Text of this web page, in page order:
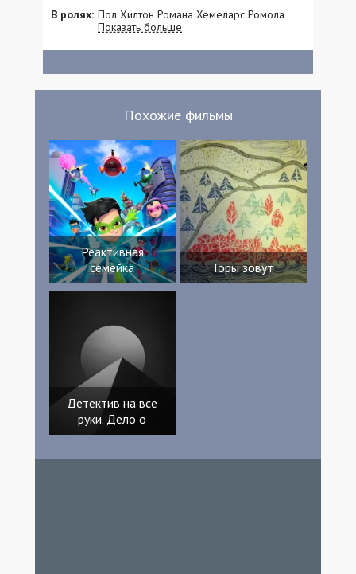
В ролях: Пол Хилтон Романа Хемеларс Ромола
Гарай Алекс Лоутер Петер ван ден Бегин
Версе
Показать больше
Похожие фильмы
Реактивная
семейка
Горы зовут
Детектив на все
руки. Дело о